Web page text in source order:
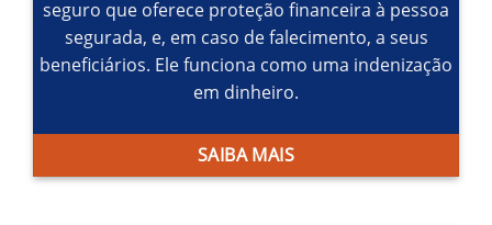
seguro que oferece proteção financeira à pessoa
segurada, e, em caso de falecimento, a seus
beneficiários. Ele funciona como uma indenização
em dinheiro.
SAIBA MAIS